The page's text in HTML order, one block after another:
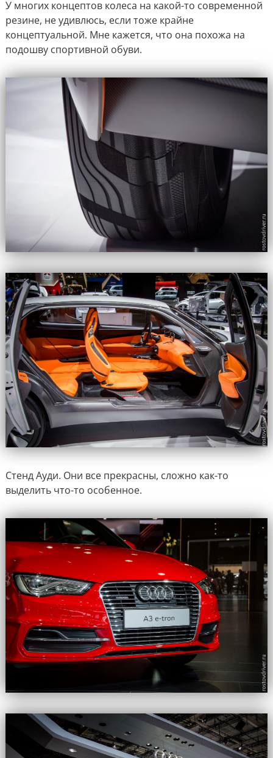
У многих концептов колеса на какой-то современной
резине, не удивлюсь, если тоже крайне
концептуальной. Мне кажется, что она похожа на
подошву спортивной обуви.
Стенд Ауди. Они все прекрасны, сложно как-то
выделить что-то особенное.